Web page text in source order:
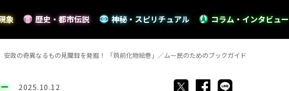
象 歴史・都市伝説 神秘・スピリチュアル コラム・インタビュー
安政の奇異なるもの見聞録を発掘！ 「筑前化物絵巻」／ムー民のためのブックガイド
2025.10.12